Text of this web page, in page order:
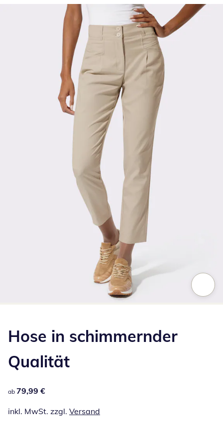
Hose in schimmernder
Qualität
79,99 €
ab 79,99 €
inkl. MwSt. zzgl. Versand